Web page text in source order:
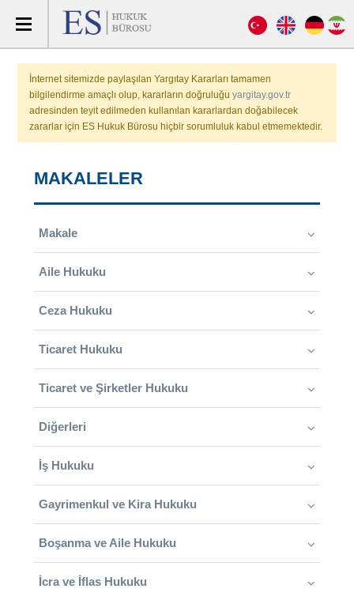
İnternet sitemizde paylaşılan Yargıtay Kararları tamamen
bilgilendirme amaçlı olup, kararların doğruluğuyargitay.gov.tr
adresinden teyit edilmeden kullanılan kararlardan doğabilecek
zararlar için ES Hukuk Bürosu hiçbir sorumluluk kabul etmemektedir.
MAKALELER
Makale
Aile Hukuku
Ceza Hukuku
Ticaret Hukuku
Ticaret ve Şirketler Hukuku
Diğerleri
İş Hukuku
Gayrimenkul ve Kira Hukuku
Boşanma ve Aile Hukuku
İcra ve İflas Hukuku